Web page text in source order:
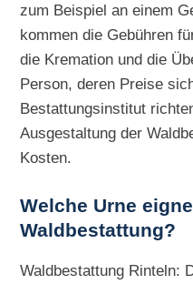
zum Beispiel an einem
kommen die Gebühren
die Kremation und die
Person, deren Preise
Bestattungsinstitut
Ausgestaltung der
Kosten.
Welche Urne
Waldbestattung?
Waldbestattung Rinteln: